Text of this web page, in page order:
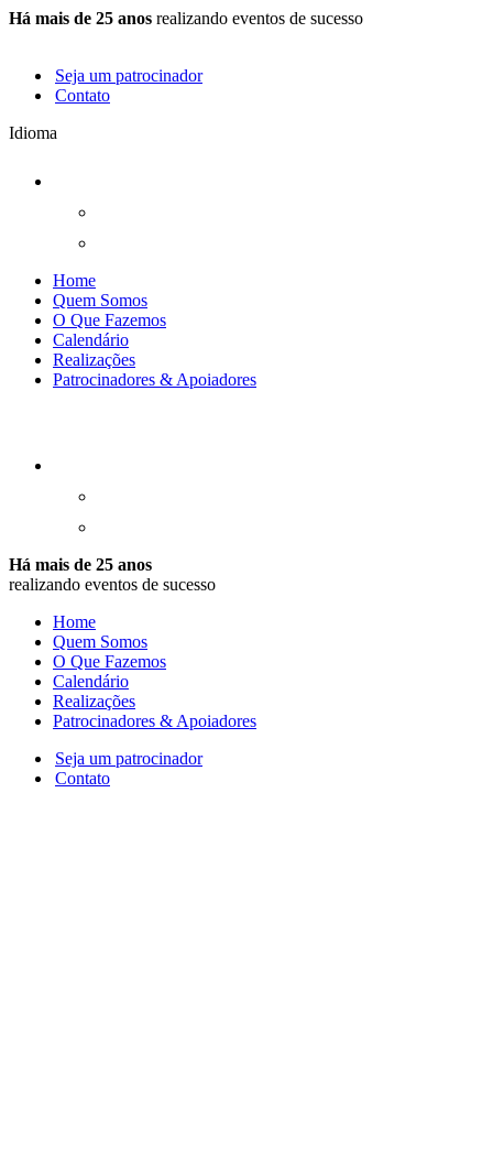
Há mais de 25 anos realizando eventos de sucesso
Seja um patrocinador
Contato
Idioma
Home
Quem Somos
O Que Fazemos
Calendário
Realizações
Patrocinadores & Apoiadores
Há mais de 25 anos
realizando eventos de sucesso
Home
Quem Somos
O Que Fazemos
Calendário
Realizações
Patrocinadores & Apoiadores
Seja um patrocinador
Contato